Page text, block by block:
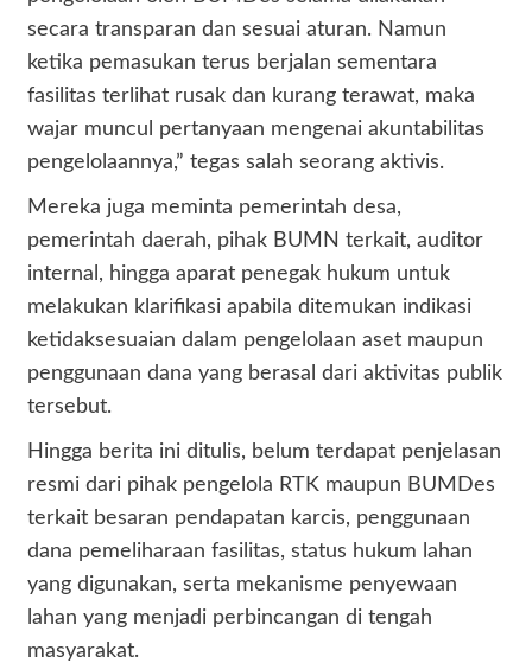
secara transparan dan sesuai aturan. Namun
ketika pemasukan terus berjalan sementara
fasilitas terlihat rusak dan kurang terawat, maka
wajar muncul pertanyaan mengenai akuntabilitas
pengelolaannya,” tegas salah seorang aktivis.
Mereka juga meminta pemerintah desa,
pemerintah daerah, pihak BUMN terkait, auditor
internal, hingga aparat penegak hukum untuk
melakukan klarifikasi apabila ditemukan indikasi
ketidaksesuaian dalam pengelolaan aset maupun
penggunaan dana yang berasal dari aktivitas publik
tersebut.
Hingga berita ini ditulis, belum terdapat penjelasan
resmi dari pihak pengelola RTK maupun BUMDes
terkait besaran pendapatan karcis, penggunaan
dana pemeliharaan fasilitas, status hukum lahan
yang digunakan, serta mekanisme penyewaan
lahan yang menjadi perbincangan di tengah
masyarakat.